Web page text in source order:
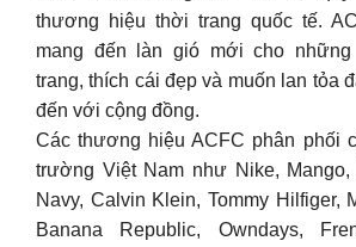
thương hiệu thời trang quốc tế.
mang đến làn gió mới cho
trang, thích cái đẹp và muốn lan tỏa
đến với cộng đồng.
Các thương hiệu ACFC phân phối
trường Việt Nam như Nike, Mango,
Navy, Calvin Klein, Tommy Hilfiger,
Banana Republic, Owndays,